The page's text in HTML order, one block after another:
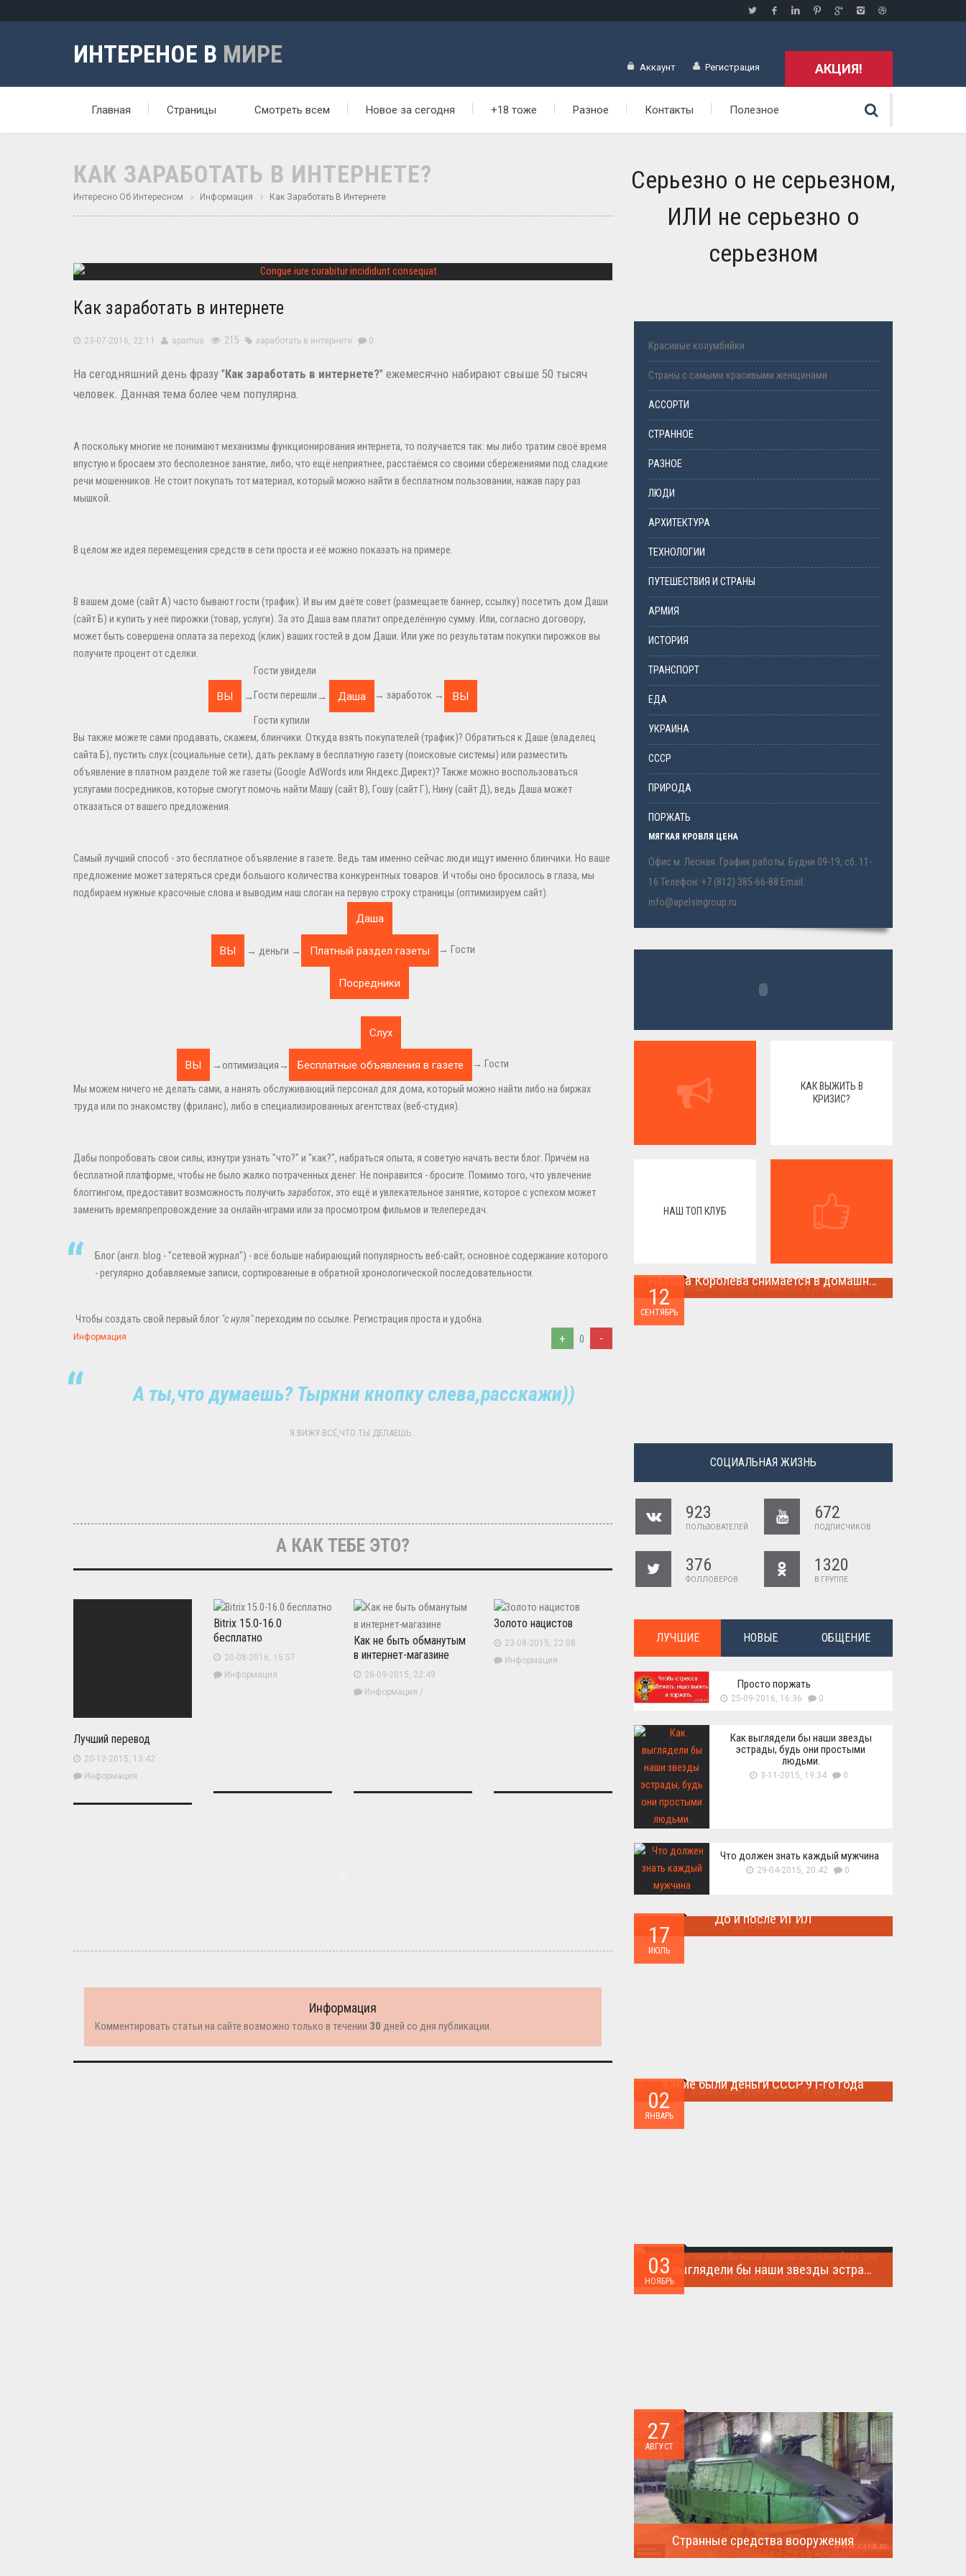
ИНТЕРЕНОЕ В МИРЕ Аккаунт Регистрация АКЦИЯ!
Главная Страницы Смотреть всем Новое за сегодня +18 тоже Разное Контакты Полезное
КАК ЗАРАБОТАТЬ В ИНТЕРНЕТЕ?
Интересно Об Интересном Информация Как Заработать В Интернете
Как заработать в интернете
23-07-2016, 22:11 spamus 215 заработать в интернете 0
На сегодняшний день фразу "Как заработать в интернете?" ежемесячно набирают свыше 50 тысяч
человек. Данная тема более чем популярна.
А поскольку многие не понимают механизмы функционирования интернета, то получается так: мы либо тратим своё время
впустую и бросаем это бесполезное занятие, либо, что ещё неприятнее, расстаёмся со своими сбережениями под сладкие
речи мошенников. Не стоит покупать тот материал, который можно найти в бесплатном пользовании, нажав пару раз
мышкой.
В целом же идея перемещения средств в сети проста и её можно показать на примере.
В вашем доме (сайт А) часто бывают гости (трафик). И вы им даёте совет (размещаете баннер, ссылку) посетить дом Даши
(сайт Б) и купить у неё пирожки (товар, услуги). За это Даша вам платит определённую сумму. Или, согласно договору,
может быть совершена оплата за переход (клик) ваших гостей в дом Даши. Или уже по результатам покупки пирожков вы
получите процент от сделки.
Гости увидели
→ Гости перешли → → заработок →
Гости купили
Вы также можете сами продавать, скажем, блинчики. Откуда взять покупателей (трафик)? Обратиться к Даше (владелец
сайта Б), пустить слух (социальные сети), дать рекламу в бесплатную газету (поисковые системы) или разместить
объявление в платном разделе той же газеты (Google AdWords или Яндекс.Директ)? Также можно воспользоваться
услугами посредников, которые смогут помочь найти Машу (сайт В), Гошу (сайт Г), Нину (сайт Д), ведь Даша может
отказаться от вашего предложения.
Самый лучший способ - это бесплатное объявление в газете. Ведь там именно сейчас люди ищут именно блинчики. Но ваше
предложение может затеряться среди большого количества конкурентных товаров. И чтобы оно бросилось в глаза, мы
подбираем нужные красочные слова и выводим наш слоган на первую строку страницы (оптимизируем сайт).
→ деньги → → Гости
→оптимизация→ → Гости
Мы можем ничего не делать сами, а нанять обслуживающий персонал для дома, который можно найти либо на биржах
труда или по знакомству (фриланс), либо в специализированных агентствах (веб-студия).
Дабы попробовать свои силы, изнутри узнать "что?" и "как?", набраться опыта, я советую начать вести блог. Причём на
бесплатной платформе, чтобы не было жалко потраченных денег. Не понравится - бросите. Помимо того, что увлечение
блоггингом, предоставит возможность получить заработок, это ещё и увлекательное занятие, которое с успехом может
заменить времяпрепровождение за онлайн-играми или за просмотром фильмов и телепередач.
Блог (англ. blog - "сетевой журнал") - всё больше набирающий популярность веб-сайт, основное содержание которого
- регулярно добавляемые записи, сортированные в обратной хронологической последовательности.
Чтобы создать свой первый блог "с нуля"переходим по ссылке. Регистрация проста и удобна.
Информация + 0 -
А ты,что думаешь? Тыркни кнопку слева,расскажи))
Я ВИЖУ ВСЁ,ЧТО ТЫ ДЕЛАЕШЬ...
А КАК ТЕБЕ ЭТО?
Лучший перевод
20-12-2015, 13:42
Информация
Bitrix 15.0-16.0
бесплатно
20-08-2016, 15:57
Информация
Как не быть обманутым
в интернет-магазине
26-09-2015, 22:49
Информация /
Золото нацистов
23-08-2015, 22:08
Информация
Информация
Комментировать статьи на сайте возможно только в течении 30 дней со дня публикации.
Серьезно о не серьезном,
ИЛИ не серьезно о
серьезном
Красивые колумбийки
Страны с самыми красивыми женщинами
АССОРТИ
СТРАННОЕ
РАЗНОЕ
ЛЮДИ
АРХИТЕКТУРА
ТЕХНОЛОГИИ
ПУТЕШЕСТВИЯ И СТРАНЫ
АРМИЯ
ИСТОРИЯ
ТРАНСПОРТ
ЕДА
УКРАИНА
СССР
ПРИРОДА
ПОРЖАТЬ
МЯГКАЯ КРОВЛЯ ЦЕНА
Офис м. Лесная. График работы: Будни 09-19, сб. 11-
16 Телефон: +7 (812) 385-66-88 Email:
info@apelsingroup.ru.
КАК ВЫЖИТЬ В
КРИЗИС?
НАШ ТОП КЛУБ
12
СЕНТЯБРЬ
Наташа Королева снимается в домашнем
Наташа Королева снимается в домашнем ...
СОЦИАЛЬНАЯ ЖИЗНЬ
923
ПОЛЬЗОВАТЕЛЕЙ
672
ПОДПИСЧИКОВ
376
ФОЛЛОВЕРОВ
1320
В ГРУППЕ
ЛУЧШИЕ НОВЫЕ ОБЩЕНИЕ
Просто поржать
25-09-2016, 16:36 0
Как выглядели бы наши звезды
эстрады, будь они простыми
людьми.
3-11-2015, 19:34 0
Что должен знать каждый мужчина
29-04-2015, 20:42 0
17
ИЮЛЬ
До и после ИГИЛ
02
ЯНВАРЬ
Какие были деньги СССР 91-го года
03
НОЯБРЬ
Как выглядели бы наши звезды эстрады, будь они простыми людьми.
Такого поворота событий не ожидал никто!...
27
АВГУСТ
Странные средства вооружения